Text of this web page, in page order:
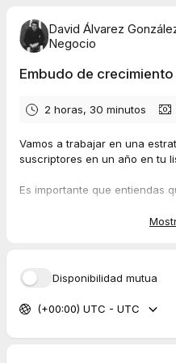
David Álvarez
Negocio
Embudo de
2 horas, 30 minutos
Vamos a trabajar en una
suscriptores en un año en tu
Es importante que entiendas
Lo vamos a hacer aplicando
acción que incluya todo lo
Disponibilidad mutua
(+00:00) UTC - UTC